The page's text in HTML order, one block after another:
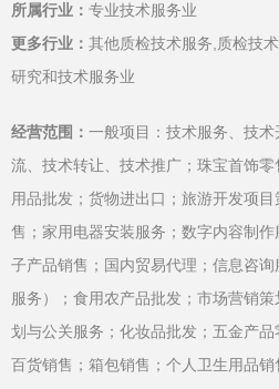
所属行业： 专业技术服务业
更多行业： 其他质检技术服务,质检技
研究和技术服务业
经营范围： 一般项目：技术服务、技
流、技术转让、技术推广；珠宝首饰
用品批发；货物进出口；旅游开发项
售；家用电器安装服务；数字内容制
子产品销售；国内贸易代理；信息咨
服务）；食用农产品批发；市场营销
划与公关服务；化妆品批发；五金产
百货销售；箱包销售；个人卫生用品